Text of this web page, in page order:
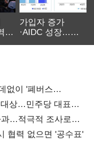
대
가입자 증가
·AIDC 성장…
없이 '폐버스
상…민주당 대표로
과…적극적 조사로
협력 없으면 '공수표'